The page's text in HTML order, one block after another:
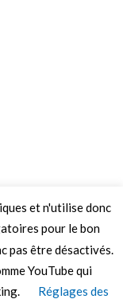
et n'utilise donc
pour le bon
pas être désactivés.
YouTube qui
Réglages des